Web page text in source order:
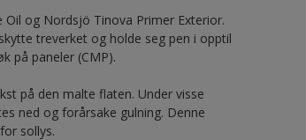
og Nordsjö Tinova Primer Exterior.
treverket og holde seg pen i opptil
på paneler (CMP).
på den malte flaten. Under visse
ned og forårsake gulning. Denne
sollys.